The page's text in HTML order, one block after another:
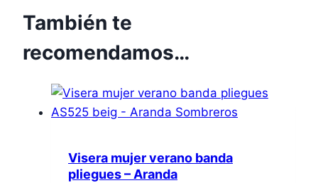
También te
recomendamos…
Visera mujer verano banda
pliegues – Aranda